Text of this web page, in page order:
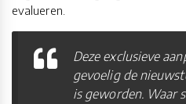
evalueren.
Deze exclusieve
gevoelig de
is geworden. Waar